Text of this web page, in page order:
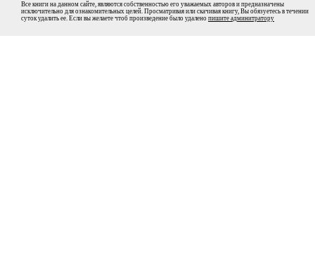
Все книги на данном сайте, являются собственностью его уважаемых авторов и предназначены
исключительно для ознакомительных целей. Просматривая или скачивая книгу, Вы обязуетесь в течении
суток удалить ее. Если вы желаете чтоб произведение было удалено пишите админитратору